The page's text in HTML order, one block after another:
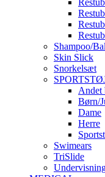
Shampoo/
Skin Slick
Snorkelsæt
Andet
Børn/
Dame
Herre
Swimears
TriSlide